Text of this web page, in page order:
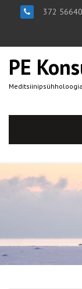
372
PE